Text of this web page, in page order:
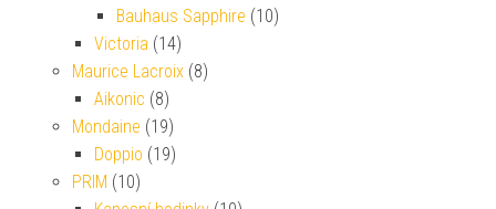
Bauhaus Sapphire (10)
Victoria (14)
Maurice Lacroix (8)
Aikonic (8)
Mondaine (19)
Doppio (19)
PRIM (10)